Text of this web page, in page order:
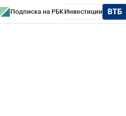
Подписка на РБК Инвестиции